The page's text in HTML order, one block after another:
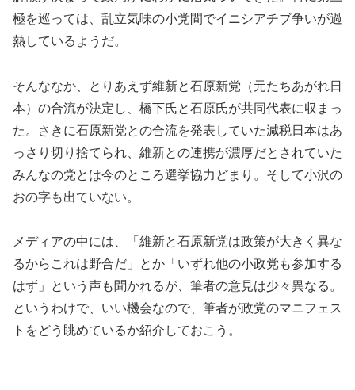
極を巡っては、乱立気味の小党間でイニシアチブ争いが過
熱しているようだ。
そんななか、とりあえず維新と石原新党（元たちあがれ日
本）の合流が決定し、橋下氏と石原氏が共同代表に収まっ
た。さきに石原新党との合流を発表していた減税日本はあ
っさり切り捨てられ、維新との連携が濃厚だとされていた
みんなの党とは今のところ選挙協力どまり。そして小沢の
おの字も出ていない。
メディアの中には、「維新と石原新党は政策が大きく異な
るからこれは野合だ」とか「いずれ他の小政党も参加する
はず」という声も聞かれるが、筆者の意見は少々異なる。
というわけで、いい機会なので、筆者が政党のマニフェス
トをどう眺めているか紹介しておこう。